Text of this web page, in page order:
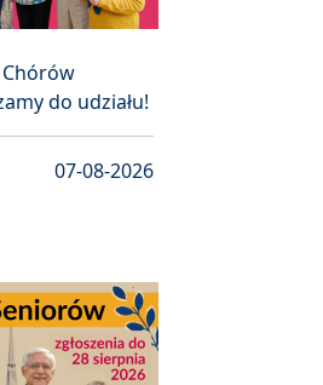
do udziału!
07-08-2026